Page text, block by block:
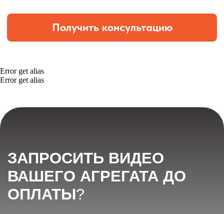
Error get alias
Error get alias